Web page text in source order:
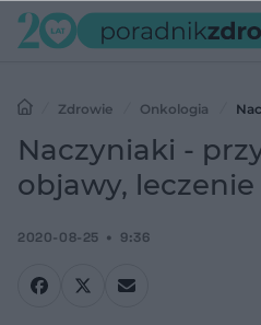
Zdrowie Onkologia
leczenie
Naczyniaki -
objawy, leczenie
2020-08-25 9:36